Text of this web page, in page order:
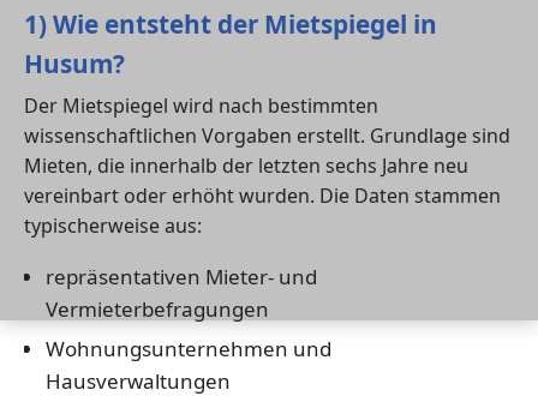
1) Wie entsteht der Mietspiegel in
Husum?
Der Mietspiegel wird nach bestimmten
wissenschaftlichen Vorgaben erstellt. Grundlage sind
Mieten, die innerhalb der letzten sechs Jahre neu
vereinbart oder erhöht wurden. Die Daten stammen
typischerweise aus:
repräsentativen Mieter- und
Vermieterbefragungen
Wohnungsunternehmen und
Hausverwaltungen